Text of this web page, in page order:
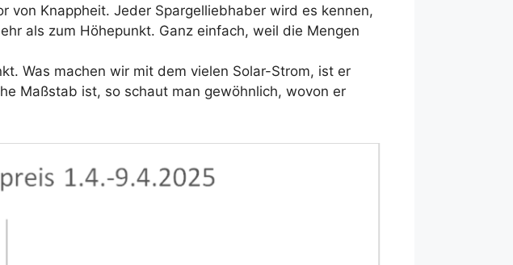
von Knappheit. Jeder Spargelliebhaber wird es kennen,
als zum Höhepunkt. Ganz einfach, weil die Mengen
Was machen wir mit dem vielen Solar-Strom, ist er
Maßstab ist, so schaut man gewöhnlich, wovon er